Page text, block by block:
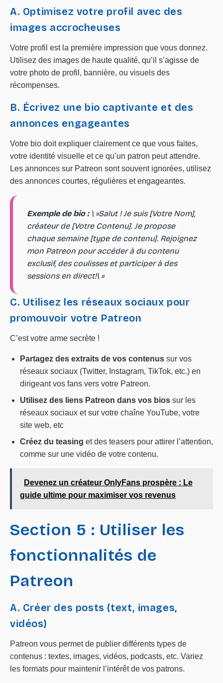
A. Optimisez votre profil avec des
images accrocheuses
Votre profil est la première impression que vous donnez.
Utilisez des images de haute qualité, qu’il s’agisse de
votre photo de profil, bannière, ou visuels des
récompenses.
B. Écrivez une bio captivante et des
annonces engageantes
Votre bio doit expliquer clairement ce que vous faites,
votre identité visuelle et ce qu’un patron peut attendre.
Les annonces sur Patreon sont souvent ignorées, utilisez
des annonces courtes, régulières et engageantes.
Exemple de bio :\ »Salut ! Je suis [Votre Nom],
créateur de [Votre Contenu]. Je propose
chaque semaine [type de contenu]. Rejoignez
mon Patreon pour accéder à du contenu
exclusif, des coulisses et participer à des
sessions en direct!\ »
C. Utilisez les réseaux sociaux pour
promouvoir votre Patreon
C’est votre arme secrète !
Partagez des extraits de vos contenus sur vos
réseaux sociaux (Twitter, Instagram, TikTok, etc.) en
dirigeant vos fans vers votre Patreon.
Utilisez des liens Patreon dans vos bios sur les
réseaux sociaux et sur votre chaîne YouTube, votre
site web, etc
Créez du teasing et des teasers pour attirer l’attention,
comme sur une vidéo de votre contenu.
Devenez un créateur OnlyFans prospère : Le
guide ultime pour maximiser vos revenus
Section 5 : Utiliser les
fonctionnalités de
Patreon
A. Créer des posts (text, images,
vidéos)
Patreon vous permet de publier différents types de
contenus : textes, images, vidéos, podcasts, etc. Variez
les formats pour maintenir l’intérêt de vos patrons.